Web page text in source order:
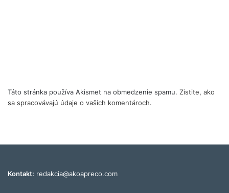
Táto stránka používa Akismet na obmedzenie spamu. Zistite, ako
sa spracovávajú údaje o vašich komentároch.
Kontakt: redakcia@akoapreco.com